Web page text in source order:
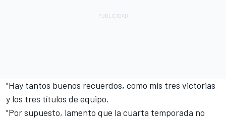
"Hay tantos buenos recuerdos, como mis tres victorias
y los tres títulos de equipo.
"Por supuesto, lamento que la cuarta temporada no